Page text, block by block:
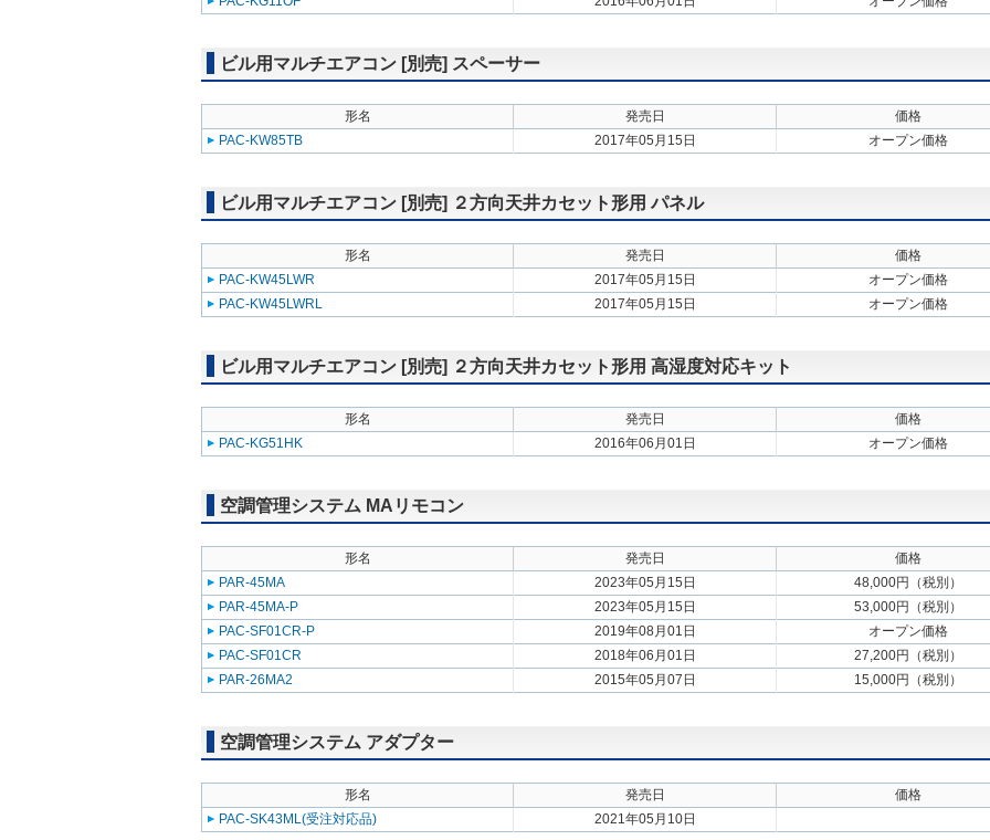
ビル用マルチエアコン [別売] スペーサー
形名 発売日
価格
PAC-KW85TB
2017年05月15日 オープン価格
ビル用マルチエアコン [別売] ２方向天井カセット形用 パネル
形名 発売日
価格
PAC-KW45LWR
2017年05月15日
オープン価格
PAC-KW45LWRL
2017年05月15日 オープン価格
ビル用マルチエアコン [別売] ２方向天井カセット形用 高湿度対応キット
形名 発売日
価格
PAC-KG51HK
2016年06月01日 オープン価格
空調管理システム MAリモコン
形名 発売日
価格
PAR-45MA
2023年05月15日
48,000円（税別）
PAR-45MA-P
2023年05月15日
53,000円（税別）
PAC-SF01CR-P
2019年08月01日
オープン価格
PAC-SF01CR
2018年06月01日
27,200円（税別）
PAR-26MA2
2015年05月07日 15,000円（税別）
空調管理システム アダプター
形名 発売日
価格
PAC-SK43ML(受注対応品)
2021年05月10日